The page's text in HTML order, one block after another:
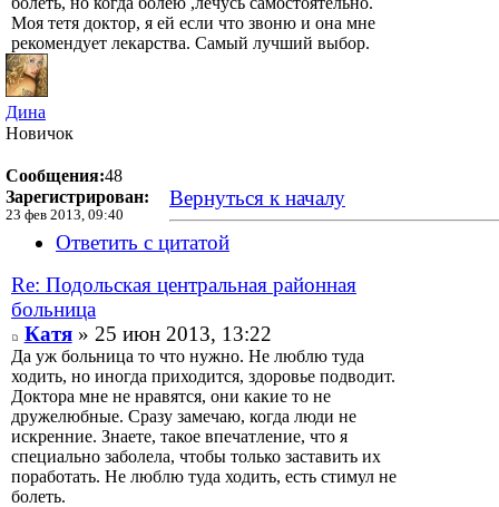
Моя тетя доктор, я ей если что звоню и она мне
рекомендует лекарства. Самый лучший выбор.
Дина
Новичок
Сообщения:48
Зарегистрирован:
23 фев 2013, 09:40
Вернуться к началу
Ответить с цитатой
Re: Подольская центральная районная
больница
Катя» 25 июн 2013, 13:22
Да уж больница то что нужно. Не люблю туда
ходить, но иногда приходится, здоровье подводит.
Доктора мне не нравятся, они какие то не
дружелюбные. Сразу замечаю, когда люди не
искренние. Знаете, такое впечатление, что я
специально заболела, чтобы только заставить их
поработать. Не люблю туда ходить, есть стимул не
болеть.